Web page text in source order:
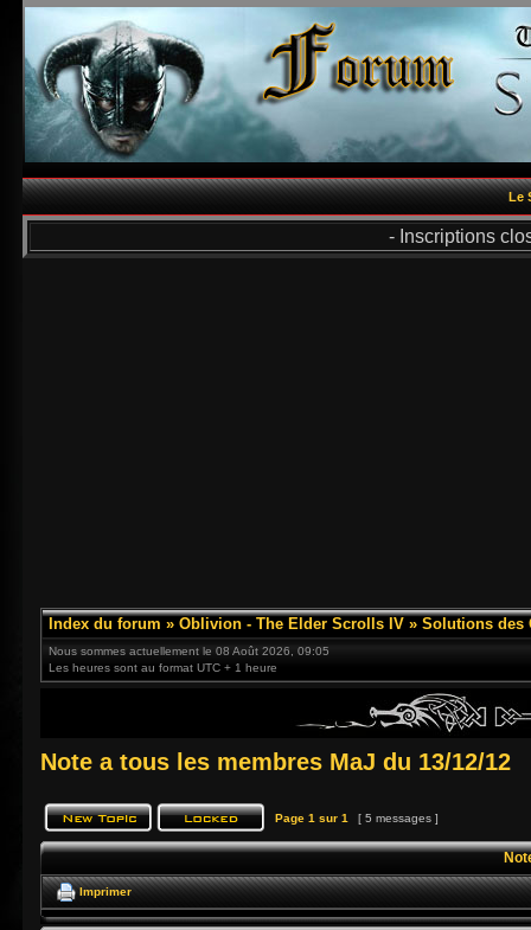
Le
- Inscriptions
Index du forum » Oblivion - The Elder Scrolls IV » Solutions des
Nous sommes actuellement le 08 Août 2026, 09:05
Les heures sont au format UTC + 1 heure
Note a tous les membres MaJ du 13/12/12
Page 1 sur 1 [ 5 messages ]
Imprimer